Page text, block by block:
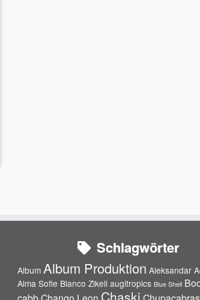
Schlagwörter
Album Album Produktion Aleksandar
Alma Sofie Blanco Zikeli augitropics Blue Shell
Chaski